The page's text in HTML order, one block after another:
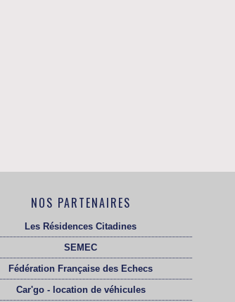
NOS PARTENAIRES
Les Résidences Citadines
SEMEC
Fédération Française des Echecs
Car'go - location de véhicules